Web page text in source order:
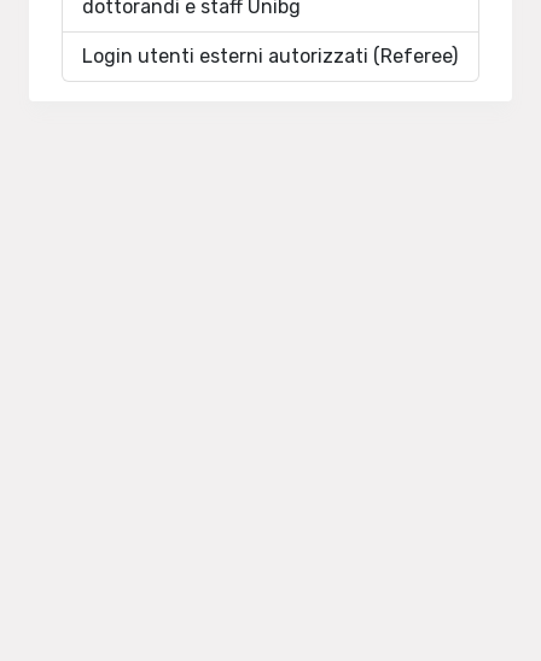
dottorandi e staff Unibg
Login utenti esterni autorizzati (Referee)